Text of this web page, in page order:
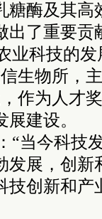
糖酶及其高
出了重要贡
业科技的
生物所，
作为人才
建设。
“当今科技
发展，创新
技创新和产